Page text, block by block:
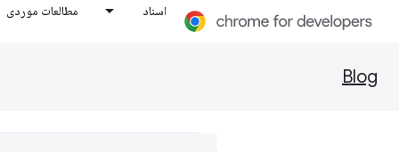
اسناد مطالعات موردی
Blog